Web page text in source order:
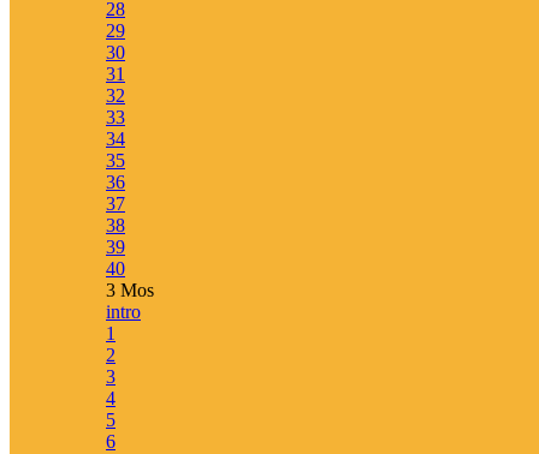
28
29
30
31
32
33
34
35
36
37
38
39
40
3 Mos
intro
1
2
3
4
5
6
Apostlagärningarna
Psaltaren
Kyrkoåret – alla tre årgångar
Bibelläsningsplaner
Läsplaner – bibelnpåettår.se
Läsplaner via e-post – minbibelplan.se
Kyrkoåret – kyrkoaretstexter.se
Torah och haftarah texter